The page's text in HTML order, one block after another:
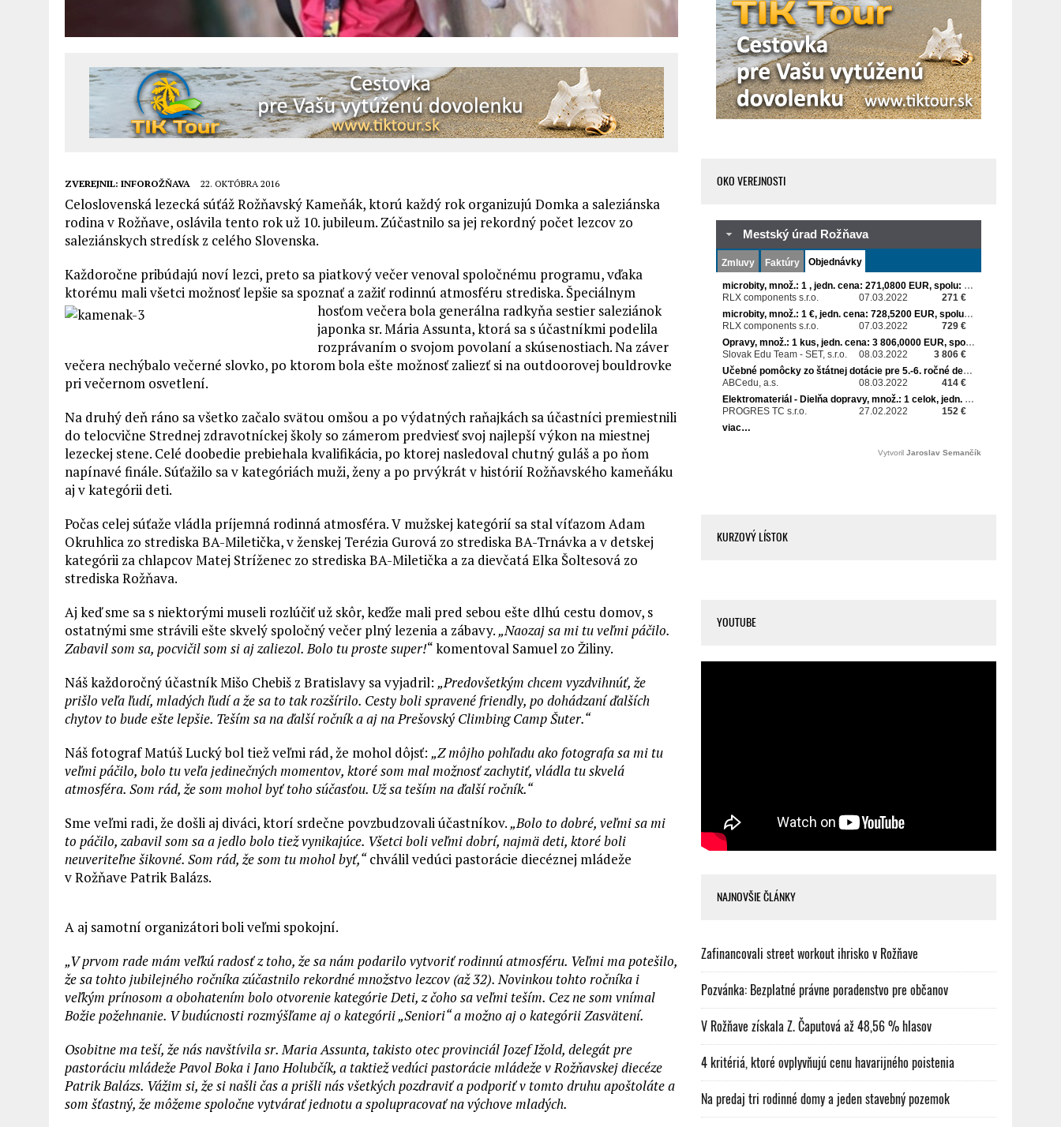
ZVEREJNIL: INFOROŽŇAVA 22. OKTÓBRA 2016
Celoslovenská lezecká súťáž Rožňavský Kameňák, ktorú každý rok organizujú Domka a saleziánska
rodina v Rožňave, oslávila tento rok už 10. jubileum. Zúčastnilo sa jej rekordný počet lezcov zo
saleziánskych stredísk z celého Slovenska.
Každoročne pribúdajú noví lezci, preto sa piatkový večer venoval spoločnému programu, vďaka
ktorému mali všetci možnosť lepšie sa spoznať a zažiť rodinnú atmosféru strediska. Špeciálnym
hosťom večera bola generálna radkyňa sestier saleziánok
japonka sr. Mária Assunta, ktorá sa s účastníkmi podelila
rozprávaním o svojom povolaní a skúsenostiach. Na záver
večera nechýbalo večerné slovko, po ktorom bola ešte možnosť zaliezť si na outdoorovej bouldrovke
pri večernom osvetlení.
Na druhý deň ráno sa všetko začalo svätou omšou a po výdatných raňajkách sa účastníci premiestnili
do telocvične Strednej zdravotníckej školy so zámerom predviesť svoj najlepší výkon na miestnej
lezeckej stene. Celé doobedie prebiehala kvalifikácia, po ktorej nasledoval chutný guláš a po ňom
napínavé finále. Súťažilo sa v kategóriách muži, ženy a po prvýkrát v histórií Rožňavského kameňáku
aj v kategórii deti.
Počas celej súťaže vládla príjemná rodinná atmosféra. V mužskej kategórií sa stal víťazom Adam
Okruhlica zo strediska BA-Miletička, v ženskej Terézia Gurová zo strediska BA-Trnávka a v detskej
kategórii za chlapcov Matej Stríženec zo strediska BA-Miletička a za dievčatá Elka Šoltesová zo
strediska Rožňava.
Aj keď sme sa s niektorými museli rozlúčiť už skôr, keďže mali pred sebou ešte dlhú cestu domov, s
ostatnými sme strávili ešte skvelý spoločný večer plný lezenia a zábavy.„Naozaj sa mi tu veľmi páčilo.
Zabavil som sa, pocvičil som si aj zaliezol. Bolo tu proste super!“ komentoval Samuel zo Žiliny.
Náš každoročný účastník Mišo Chebiš z Bratislavy sa vyjadril: „Predovšetkým chcem vyzdvihnúť, že
prišlo veľa ľudí, mladých ľudí a že sa to tak rozšírilo. Cesty boli spravené friendly, po dohádzaní ďalších
chytov to bude ešte lepšie. Teším sa na ďalší ročník a aj na Prešovský Climbing Camp Šuter.“
Náš fotograf Matúš Lucký bol tiež veľmi rád, že mohol dôjsť: „Z môjho pohľadu ako fotografa sa mi tu
veľmi páčilo, bolo tu veľa jedinečných momentov, ktoré som mal možnosť zachytiť, vládla tu skvelá
atmosféra. Som rád, že som mohol byť toho súčasťou. Už sa teším na ďalší ročník.“
Sme veľmi radi, že došli aj diváci, ktorí srdečne povzbudzovali účastníkov.„Bolo to dobré, veľmi sa mi
to páčilo, zabavil som sa a jedlo bolo tiež vynikajúce. Všetci boli veľmi dobrí, najmä deti, ktoré boli
neuveriteľne šikovné. Som rád, že som tu mohol byť,“chválil vedúci pastorácie diecéznej mládeže
v Rožňave Patrik Balázs.
A aj samotní organizátori boli veľmi spokojní.
„V prvom rade mám veľkú radosť z toho, že sa nám podarilo vytvoriť rodinnú atmosféru. Veľmi ma potešilo,
že sa tohto jubilejného ročníka zúčastnilo rekordné množstvo lezcov (až 32). Novinkou tohto ročníka i
veľkým prínosom a obohatením bolo otvorenie kategórie Deti, z čoho sa veľmi teším. Cez ne som vnímal
Božie požehnanie. V budúcnosti rozmýšľame aj o kategórii „Seniori“ a možno aj o kategórii Zasvätení.
Osobitne ma teší, že nás navštívila sr. Maria Assunta, takisto otec provinciál Jozef Ižold, delegát pre
pastoráciu mládeže Pavol Boka i Jano Holubčík, a taktiež vedúci pastorácie mládeže v Rožňavskej diecéze
Patrik Balázs. Vážim si, že si našli čas a prišli nás všetkých pozdraviť a podporiť v tomto druhu apoštoláte a
som šťastný, že môžeme spoločne vytvárať jednotu a spolupracovať na výchove mladých.
OKO VEREJNOSTI
KURZOVÝ LÍSTOK
YOUTUBE
NAJNOVŠIE ČLÁNKY
Zafinancovali street workout ihrisko v Rožňave
Pozvánka: Bezplatné právne poradenstvo pre občanov
V Rožňave získala Z. Čaputová až 48,56 % hlasov
4 kritériá, ktoré ovplyvňujú cenu havarijného poistenia
Na predaj tri rodinné domy a jeden stavebný pozemok